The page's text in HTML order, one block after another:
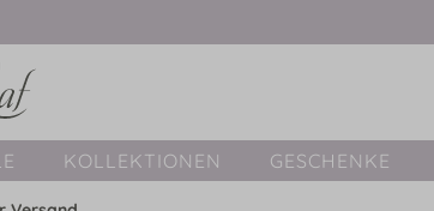
KOLLEKTIONEN GESCHENKE